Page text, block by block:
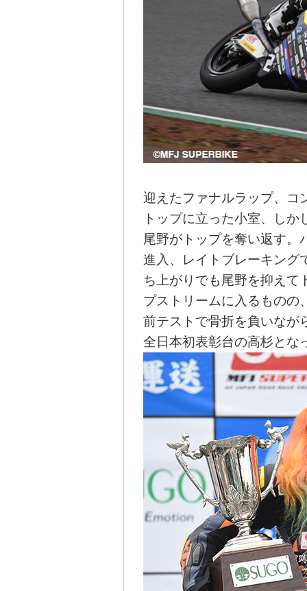
迎えたファナルラップ、コ
トップに立った小室、し
尾野がトップを奪い返す。
進入、レイトブレーキング
ち上がりでも尾野を抑えて
プストリームに入るものの
前テストで骨折を負いなが
全日本初表彰台の高杉とな